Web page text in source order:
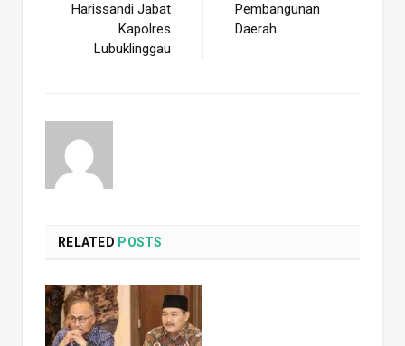
Harissandi Jabat
Kapolres
Lubuklinggau
Pembangunan
Daerah
RELATED POSTS